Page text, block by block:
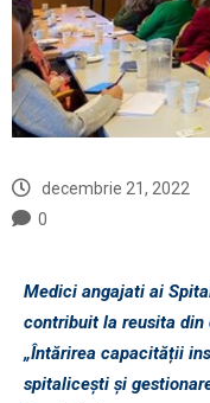
decembrie 21, 2022
0
Medici angajati ai
contribuit la reusita din
„Întărirea capacității
spitalicești și